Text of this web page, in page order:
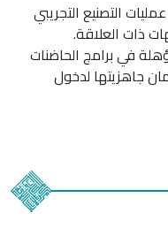
التصنيع التجريبي
ذات العلاقة.
في برامج الحاضنات
جاهزيتها لدخول